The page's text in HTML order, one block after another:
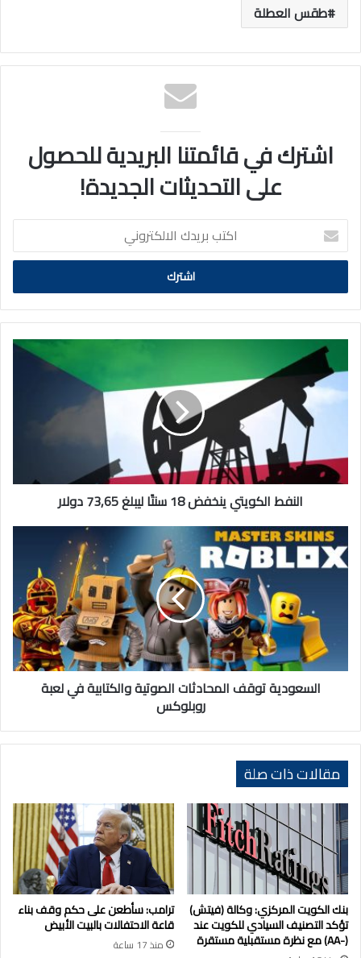
طقس العطلة
اشترك في قائمتنا البريدية للحصول
على التحديثات الجديدة!
اكتب
بريدك
الالكتروني
النفط
الكويتي
ينخفض
18
دولار
النفط الكويتي ينخفض 18 سنتًا ليبلغ 73,65 دولار
السعودية
توقف
المحادثات
روبلوكس
السعودية توقف المحادثات الصوتية والكتابية في لعبة
روبلوكس
مقالات ذات صلة
بنك الكويت المركزي: وكالة (فيتش)
تؤكد التصنيف السيادي للكويت عند
(-AA) مع نظرة مستقبلية مستقرة
ترامب: سأطعن على حكم وقف بناء
قاعة الاحتفالات بالبيت الأبيض
منذ 17 ساعة